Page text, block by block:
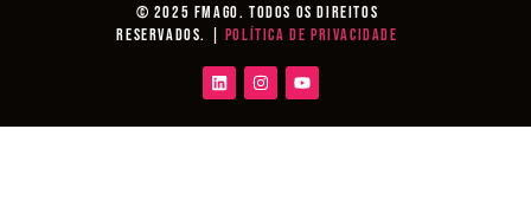
© 2025 Fmago. Todos os direitos
reservados. |
Política de Privacidade